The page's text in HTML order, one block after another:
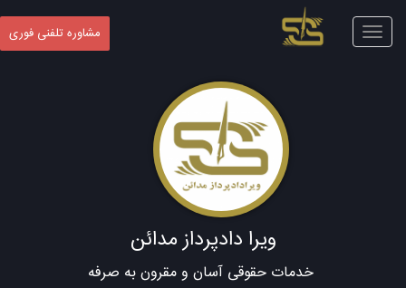
Toggle
navigation
مشاوره تلفنی فوری
ویرا دادپرداز مدائن
خدمات حقوقی آسان و مقرون به صرفه